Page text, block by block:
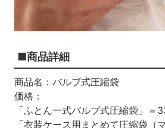
■商品詳細
商品名：バルブ式圧縮袋
価格：
「ふとん一式バルブ式圧縮袋」＝
「衣装ケース用まとめて圧縮袋（